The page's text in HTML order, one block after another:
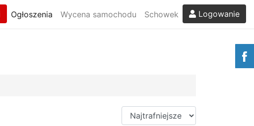
Ogłoszenia Wycena samochodu Schowek Logowanie